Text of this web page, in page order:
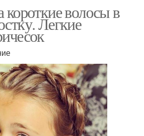
волосы в
Легкие